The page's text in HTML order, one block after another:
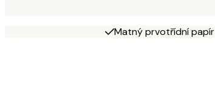
Matný prvotřídní papír